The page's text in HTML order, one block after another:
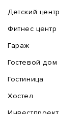
Детский центр
Фитнес центр
Гараж
Гостевой дом
Гостиница
Хостел